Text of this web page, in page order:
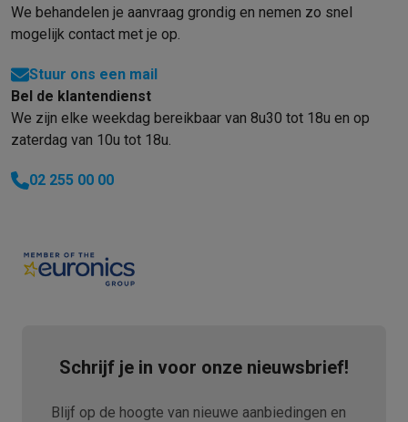
We behandelen je aanvraag grondig en nemen zo snel
mogelijk contact met je op.
Stuur ons een mail
Bel de klantendienst
We zijn elke weekdag bereikbaar van 8u30 tot 18u en op
zaterdag van 10u tot 18u.
02 255 00 00
Schrijf je in voor onze nieuwsbrief!
Blijf op de hoogte van nieuwe aanbiedingen en